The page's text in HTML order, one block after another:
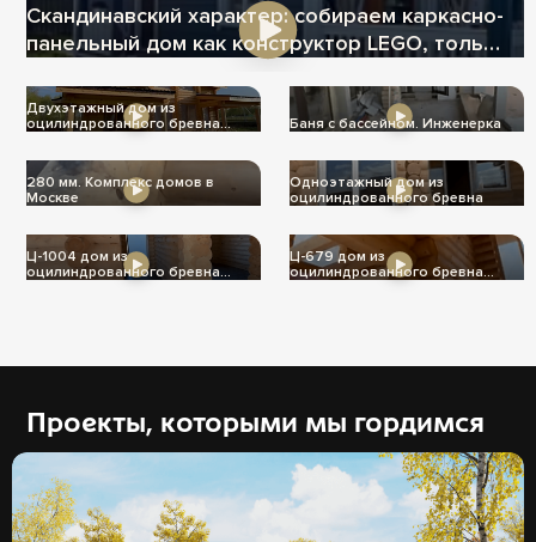
Скандинавский характер: собираем каркасно-
панельный дом как конструктор LEGO, только
Двухэтажный дом из
оцилиндрованного бревна
Баня с бассейном. Инженерка
280 мм. Комплекс домов в
Москве
Одноэтажный дом из
оцилиндрованного бревна
Ц-1004 дом из
оцилиндрованного бревна
Ц-679 дом из
оцилиндрованного бревна
Проекты, которыми мы гордимся